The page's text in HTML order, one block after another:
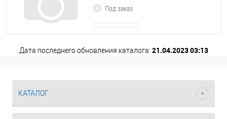
Под заказ
Дата последнего обновления каталога: 21.04.2023 03:13
КАТАЛОГ